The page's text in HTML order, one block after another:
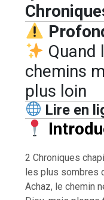
Quand
chemins
plus loin
Lire en
2 Chroniques
les plus sombres
Achaz, le chemin